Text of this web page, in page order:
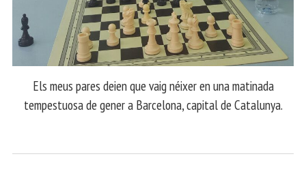
Els meus pares deien que vaig néixer en una matinada
tempestuosa de gener a Barcelona, capital de Catalunya.